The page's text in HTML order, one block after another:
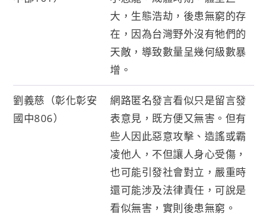
大，生態浩劫，後患無窮的存
在，因為台灣野外沒有牠們的
天敵，導致數量呈幾何級數暴
增。
劉義慈（彰化彰安
國中806）
網路匿名發言看似只是留言發
表意見，既方便又無害。但有
些人因此惡意攻擊、造謠或霸
凌他人，不但讓人身心受傷，
也可能引發社會對立，嚴重時
還可能涉及法律責任，可說是
看似無害，實則後患無窮。